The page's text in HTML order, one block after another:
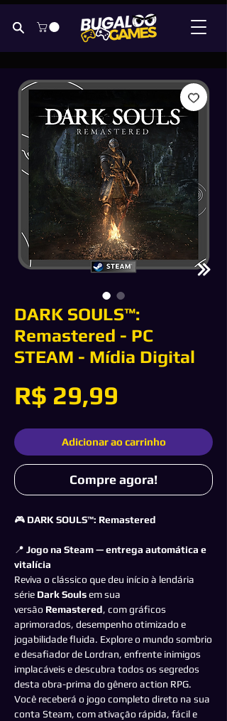
DARK SOULS™:
Remastered - PC
STEAM - Mídia Digital
R$ 29,99
Adicionar ao carrinho
Compre agora!
🎮 DARK SOULS™: Remastered
📍 Jogo na Steam — entrega automática e
vitalícia
Reviva o clássico que deu início à lendária
série Dark Soulsem sua
versão Remastered, com gráficos
aprimorados, desempenho otimizado e
jogabilidade fluida. Explore o mundo sombrio
e desafiador de Lordran, enfrente inimigos
implacáveis e descubra todos os segredos
desta obra-prima do gênero action RPG.
Você receberá o jogo completo direto na sua
conta Steam, com ativação rápida, fácil e